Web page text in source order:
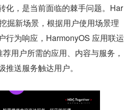
化，是当前面临的棘手问题。Har
掘新场景，根据用户使用场景理
行为响应，HarmonyOS 应用联运
荐用户所需的应用、内容与服务，
送服务触达用户。